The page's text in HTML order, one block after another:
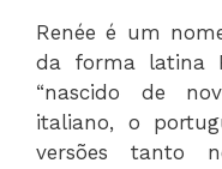
Renée é um
da forma latina
“nascido de
italiano, o
versões tanto